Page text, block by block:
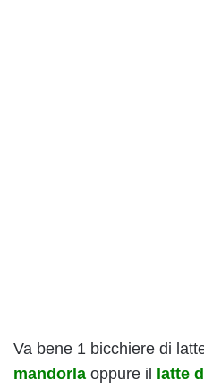
Va bene 1 bicchiere di
mandorla oppure il latte